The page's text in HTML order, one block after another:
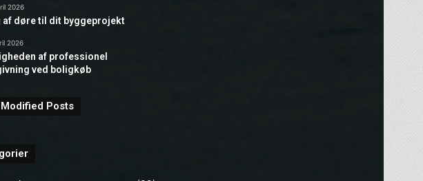
2026
af døre til dit byggeprojekt
2026
af professionel
ved boligkøb
Posts